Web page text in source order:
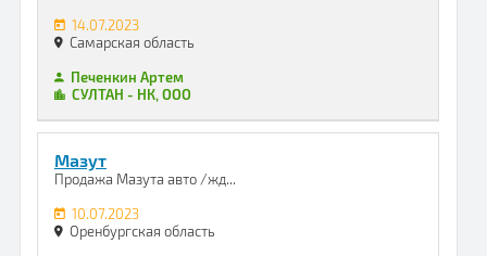
14.07.2023
Самарская область
Печенкин Артем
СУЛТАН - НК, ООО
Мазут
Продажа Мазута авто /жд...
10.07.2023
Оренбургская область